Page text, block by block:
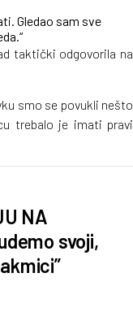
Gledao sam sve
taktički odgovorila na
smo se povukli nešto
trebalo je imati pravi
NA
svoji,